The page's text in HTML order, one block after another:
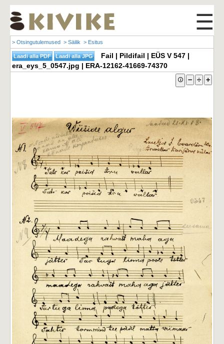
☰
> Otsingutulemused > Säilik > Esitus
Fail | Pildifail | EÜS V 547 |
era_eys_5_0547.jpg | ERA-12162-41669-74370